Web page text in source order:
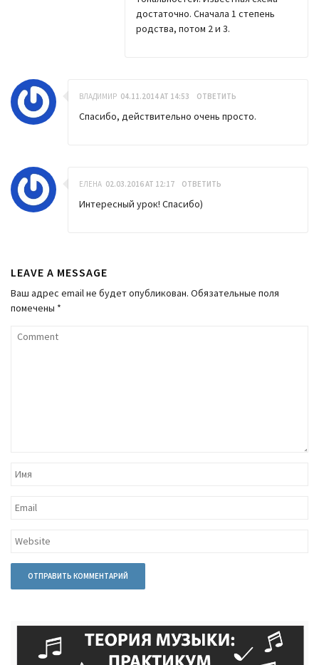
достаточно. Сначала 1 степень
родства, потом 2 и 3.
ВЛАДИМИР 04.11.2014 AT 14:53 ОТВЕТИТЬ
Спасибо, действительно очень просто.
ЕЛЕНА 02.03.2016 AT 12:17 ОТВЕТИТЬ
Интересный урок! Спасибо)
LEAVE A MESSAGE
Ваш адрес email не будет опубликован. Обязательные поля
помечены *